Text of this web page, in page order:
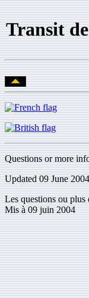
Transit
Questions or more
Updated 09 June 2004
Les questions ou
Mis à 09 juin 2004